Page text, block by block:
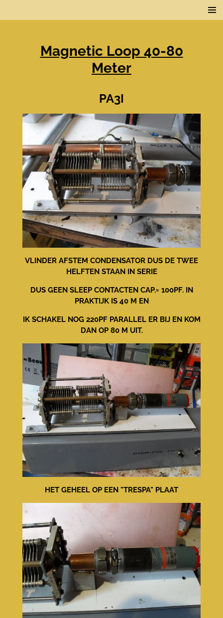
direct
hoofdinhoudMagnetic Loop 40-80
Meter
PA3I
VLINDER AFSTEM CONDENSATOR DUS DE TWEE
HELFTEN STAAN IN SERIE
DUS GEEN SLEEP CONTACTEN CAP.= 100PF. IN
PRAKTIJK IS 40 M EN
IK SCHAKEL NOG 220PF PARALLEL ER BIJ EN KOM
DAN OP 80 M UIT.
HET GEHEEL OP EEN "TRESPA" PLAAT